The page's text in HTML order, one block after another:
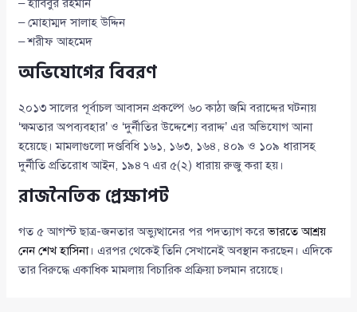
– হাবিবুর রহমান
– মোহাম্মদ সালাহ উদ্দিন
– শরীফ আহমেদ
অভিযোগের বিবরণ
২০১৩ সালের পূর্বাচল আবাসন প্রকল্পে ৬০ কাঠা জমি বরাদ্দের ঘটনায়
‘ক্ষমতার অপব্যবহার’ ও ‘দুর্নীতির উদ্দেশ্যে বরাদ্দ’ এর অভিযোগ আনা
হয়েছে। মামলাগুলো দণ্ডবিধি ১৬১, ১৬৩, ১৬৪, ৪০৯ ও ১০৯ ধারাসহ
দুর্নীতি প্রতিরোধ আইন, ১৯৪৭ এর ৫(২) ধারায় রুজু করা হয়।
রাজনৈতিক প্রেক্ষাপট
গত ৫ আগস্ট ছাত্র-জনতার অভ্যুত্থানের পর পদত্যাগ করেভারতে আশ্রয়
নেন শেখ হাসিনা। এরপর থেকেই তিনি সেখানেই অবস্থান করছেন। এদিকে
তার বিরুদ্ধে একাধিক মামলায় বিচারিক প্রক্রিয়া চলমান রয়েছে।